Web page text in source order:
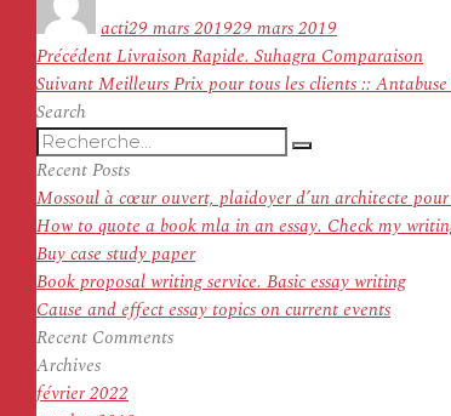
actile
29 mars 201929 mars 2019
Navigation
de
l’article
PrécédentArticle
précédent :
Livraison Rapide. Suhagra Comparaison
SuivantArticle
Meilleurs Prix pour tous les clients ::
Search
Recherche
pour
:
Recherche
Recent Posts
Mossoul à cœur ouvert, plaidoyer d’un architecte
How to quote a book mla in an essay. Check my
Buy case study paper
Book proposal writing service. Basic essay writing
Cause and effect essay topics on current events
Recent Comments
Archives
février 2022